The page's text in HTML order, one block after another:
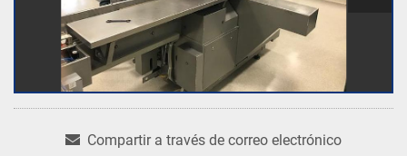
Compartir a través de correo electrónico